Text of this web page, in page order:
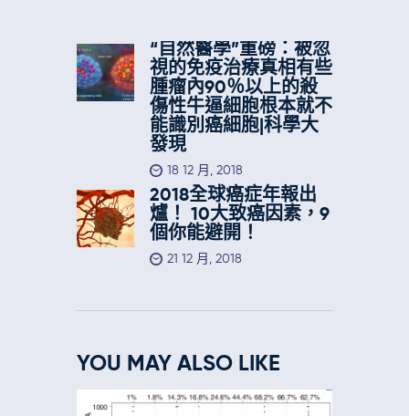
“自然醫學”重磅：被忽
視的免疫治療真相有些
腫瘤內90％以上的殺
傷性牛逼細胞根本就不
能識別癌細胞|科學大
發現
18 12 月, 2018
2018全球癌症年報出
爐！ 10大致癌因素，9
個你能避開！
21 12 月, 2018
YOU MAY ALSO LIKE